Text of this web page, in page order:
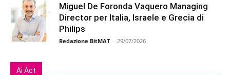
Miguel De Foronda Vaquero Managing
Director per Italia, Israele e Grecia di
Philips
Redazione BitMAT - 29/07/2026
Ai Act